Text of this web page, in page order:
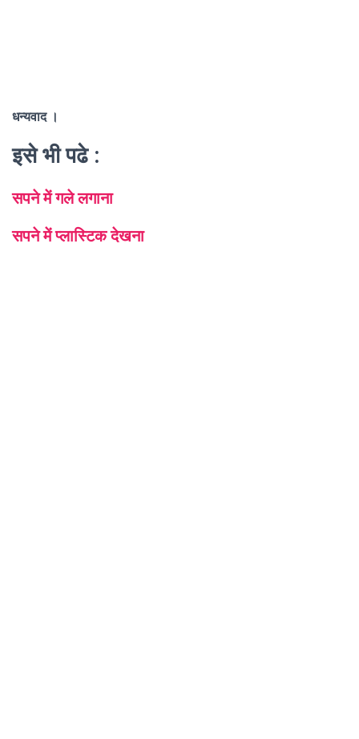
धन्यवाद ।
इसे भी पढे :
सपने में गले लगाना
सपने में प्लास्टिक देखना